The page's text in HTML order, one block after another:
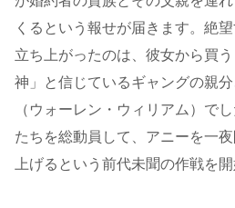
くるという報せが届きます。絶
立ち上がったのは、彼女から買
神」と信じているギャングの親分
（ウォーレン・ウィリアム）で
たちを総動員して、アニーを一
上げるという前代未聞の作戦を開